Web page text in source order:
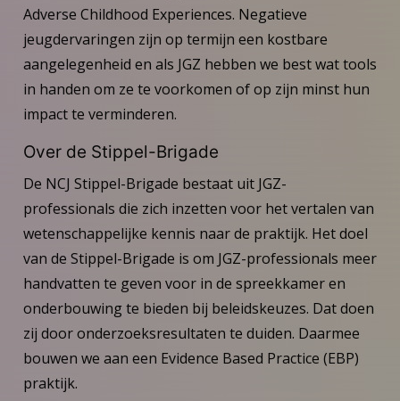
Adverse Childhood Experiences. Negatieve
jeugdervaringen zijn op termijn een kostbare
aangelegenheid en als JGZ hebben we best wat tools
in handen om ze te voorkomen of op zijn minst hun
impact te verminderen.
Over de Stippel-Brigade
De NCJ Stippel-Brigade bestaat uit JGZ-
professionals die zich inzetten voor het vertalen van
wetenschappelijke kennis naar de praktijk. Het doel
van de Stippel-Brigade is om JGZ-professionals meer
handvatten te geven voor in de spreekkamer en
onderbouwing te bieden bij beleidskeuzes. Dat doen
zij door onderzoeksresultaten te duiden. Daarmee
bouwen we aan een Evidence Based Practice (EBP)
praktijk.